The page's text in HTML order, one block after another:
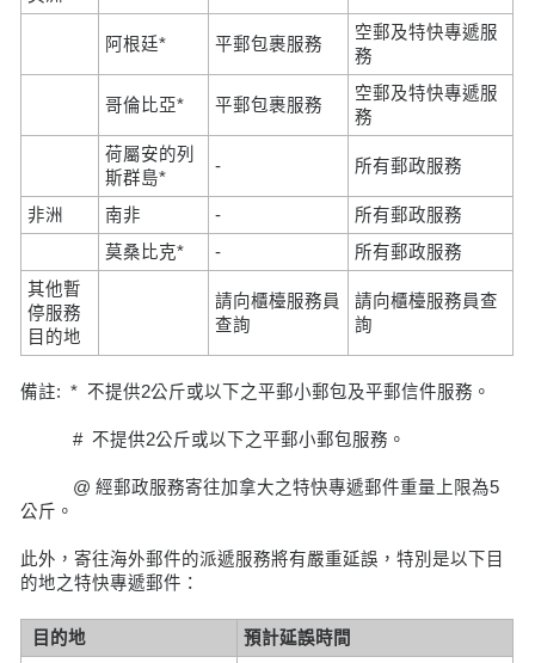
阿根廷* 平郵包裹服務
空郵及特快專遞服
務
哥倫比亞* 平郵包裹服務
空郵及特快專遞服
務
荷屬安的列
斯群島*
- 所有郵政服務
非洲 南非 -
所有郵政服務
莫桑比克*
-
所有郵政服務
其他暫
停服務
目的地
請向櫃檯服務員
查詢
請向櫃檯服務員查
詢
備註: * 不提供2公斤或以下之平郵小郵包及平郵信件服務。
# 不提供2公斤或以下之平郵小郵包服務。
@ 經郵政服務寄往加拿大之特快專遞郵件重量上限為5
公斤。
此外，寄往海外郵件的派遞服務將有嚴重延誤，特別是以下目
的地之特快專遞郵件：
目的地
預計延誤時間